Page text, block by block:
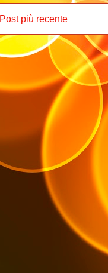
Post più recente